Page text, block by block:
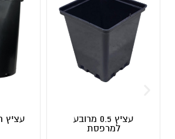
עציץ חצי עגול 3 ליטר